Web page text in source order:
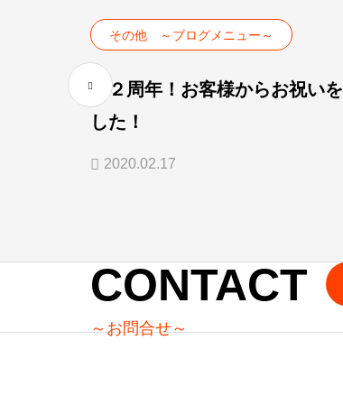
その他 ～ブログメニュー～
祝２周年！お客様からお祝い
した！
2020.02.17
CONTACT
～お問合せ～